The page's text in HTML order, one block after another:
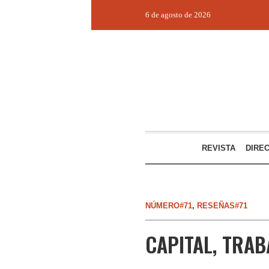
6 de agosto de 2026
REVISTA
NÚMERO#71, RESEÑAS#71
CAPITAL,